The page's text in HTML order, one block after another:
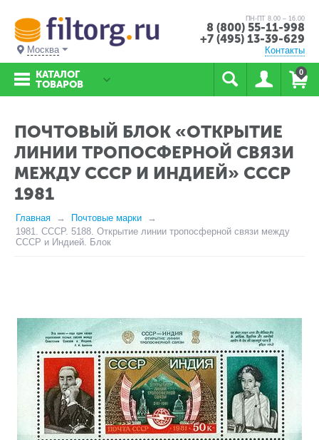
Москва
ПН-ПТ 8.00 – 16.00
8 (800) 55-11-998
+7 (495) 13-39-629
Контакты
0
КАТАЛОГ
ТОВАРОВ
ПОЧТОВЫЙ БЛОК «ОТКРЫТИЕ
ЛИНИИ ТРОПОСФЕРНОЙ СВЯЗИ
МЕЖДУ СССР И ИНДИЕЙ» СССР
1981
Главная
Почтовые марки
1981. СССР. 5188. Открытие линии тропосферной связи между
СССР и Индией. Блок